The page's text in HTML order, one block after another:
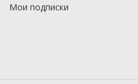
Мои подписки